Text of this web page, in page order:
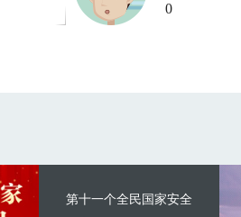
0
第十一个全民国家安全